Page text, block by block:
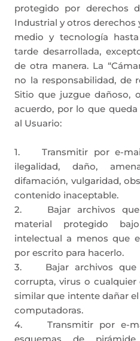
protegido por derechos
Industrial y otros derechos
medio y tecnología
tarde desarrollada,
de otra manera. La
no la responsabilidad, de
Sitio que juzgue dañoso,
acuerdo, por lo que
al Usuario:
1. Transmitir por e-
ilegalidad, daño,
difamación, vulgaridad,
contenido inaceptable.
2. Bajar archivos que
material protegido
intelectual a menos que
por escrito para hacerlo.
3. Bajar archivos que
corrupta, virus o
similar que intente dañar
computadoras.
4. Transmitir por e-